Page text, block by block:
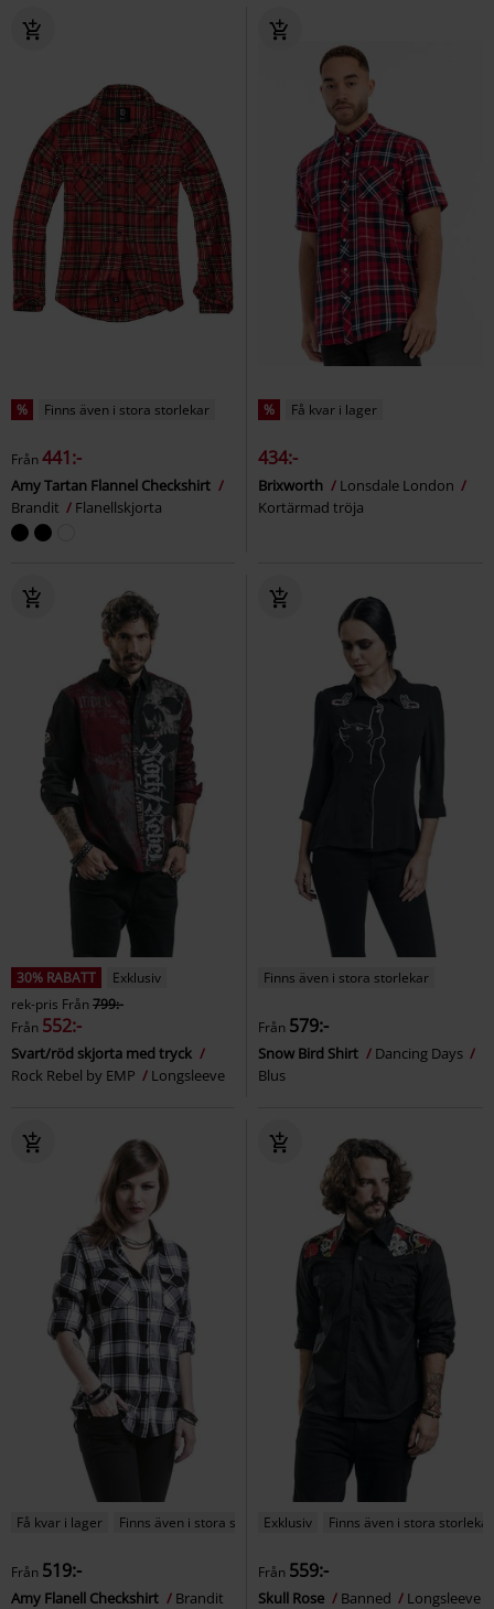
% Finns även i stora storlekar
Från441:-
Amy Tartan Flannel Checkshirt
Brandit
Flanellskjorta
% Få kvar i lager
434:-
Brixworth
Lonsdale London
Kortärmad tröja
30% RABATT
Exklusiv
rek-pris Från799:-
Från 552:-
Svart/röd skjorta med tryck
Rock Rebel by EMP
Longsleeve
Finns även i stora storlekar
Från 579:-
Snow Bird Shirt
Dancing Days
Blus
Få kvar i lager Finns även i stora storlekar
Från 519:-
Amy Flanell Checkshirt
Brandit
Exklusiv Finns även i stora storlekar
Från 559:-
Skull Rose Banned Longsleeve